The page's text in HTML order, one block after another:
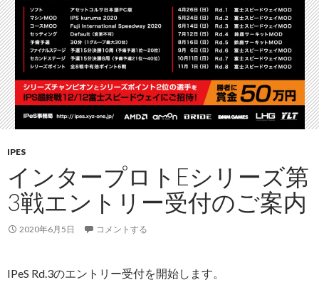
IPES
インタープロトEシリーズ第
3戦エントリー受付のご案内
2020年6月5日 コメントする
IPeS Rd.3のエントリー受付を開始します。